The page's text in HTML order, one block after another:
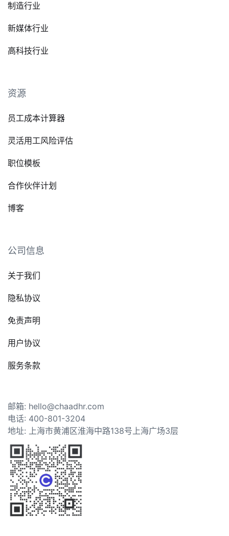
制造行业
新媒体行业
高科技行业
资源
员工成本计算器
灵活用工风险评估
职位模板
合作伙伴计划
博客
公司信息
关于我们
隐私协议
免责声明
用户协议
服务条款
邮箱: hello@chaadhr.com
电话: 400-801-3204
地址: 上海市黄浦区淮海中路138号上海广场3层